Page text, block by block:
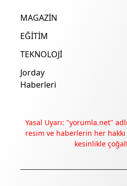
MAGAZİN
EĞİTİM
TEKNOLOJİ
Jorday
Haberleri
Yasal Uyarı: "yorumla.net"
resim ve haberlerin her hakkı
kesinlikle